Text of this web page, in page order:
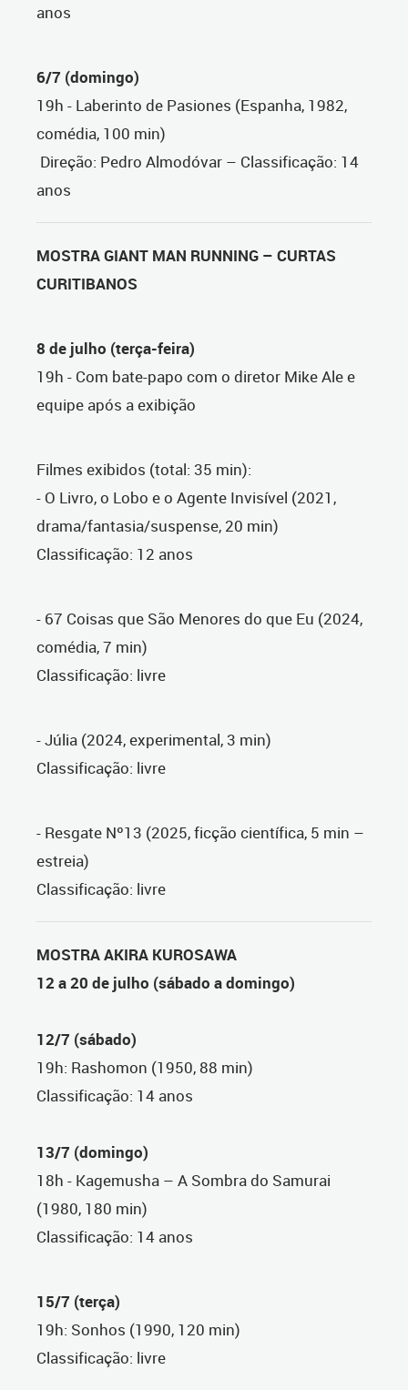
anos
6/7 (domingo)
19h - Laberinto de Pasiones (Espanha, 1982,
comédia, 100 min)
Direção: Pedro Almodóvar – Classificação: 14
anos
MOSTRA GIANT MAN RUNNING – CURTAS
CURITIBANOS
8 de julho (terça-feira)
19h - Com bate-papo com o diretor Mike Ale e
equipe após a exibição
Filmes exibidos (total: 35 min):
- O Livro, o Lobo e o Agente Invisível (2021,
drama/fantasia/suspense, 20 min)
Classificação: 12 anos
- 67 Coisas que São Menores do que Eu (2024,
comédia, 7 min)
Classificação: livre
- Júlia (2024, experimental, 3 min)
Classificação: livre
- Resgate Nº13 (2025, ficção científica, 5 min –
estreia)
Classificação: livre
MOSTRA AKIRA KUROSAWA
12 a 20 de julho (sábado a domingo)
12/7 (sábado)
19h: Rashomon (1950, 88 min)
Classificação: 14 anos
13/7 (domingo)
18h - Kagemusha – A Sombra do Samurai
(1980, 180 min)
Classificação: 14 anos
15/7 (terça)
19h: Sonhos (1990, 120 min)
Classificação: livre